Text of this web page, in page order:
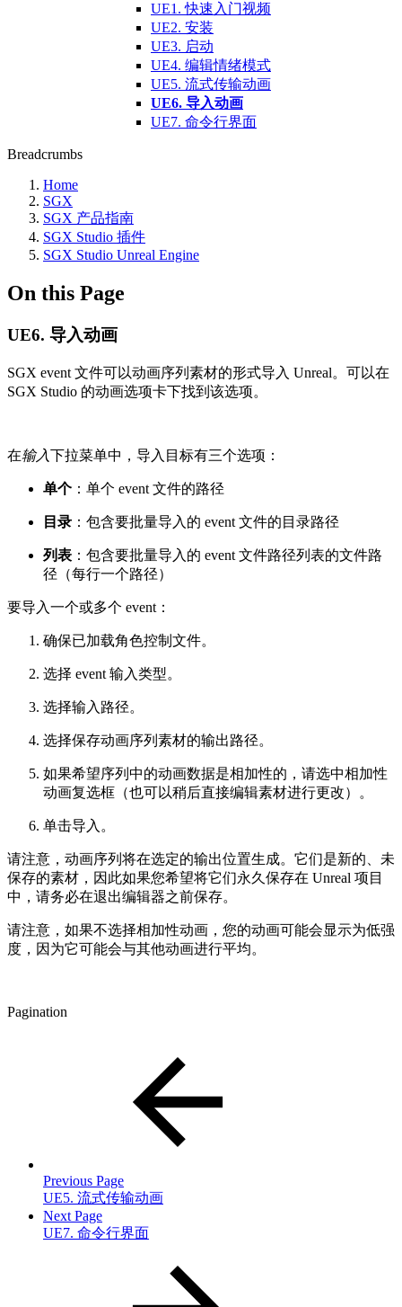
UE1. 快速入门视频
UE2. 安装
UE3. 启动
UE4. 编辑情绪模式
UE5. 流式传输动画
UE6. 导入动画
UE7. 命令行界面
Breadcrumbs
Home
SGX
SGX 产品指南
SGX Studio 插件
SGX Studio Unreal Engine
On this Page
UE6. 导入动画
SGX event 文件可以动画序列素材的形式导入 Unreal。可以在
SGX Studio 的动画选项卡下找到该选项。
在输入下拉菜单中，导入目标有三个选项：
单个 ：单个 event 文件的路径
目录 ：包含要批量导入的 event 文件的目录路径
列表 ：包含要批量导入的 event 文件路径列表的文件路
径（每行一个路径）
要导入一个或多个 event：
确保已加载角色控制文件。
选择 event 输入类型。
选择输入路径。
选择保存动画序列素材的输出路径。
如果希望序列中的动画数据是相加性的，请选中相加性
动画复选框（也可以稍后直接编辑素材进行更改）。
单击导入。
请注意，动画序列将在选定的输出位置生成。它们是新的、未
保存的素材，因此如果您希望将它们永久保存在 Unreal 项目
中，请务必在退出编辑器之前保存。
请注意，如果不选择相加性动画，您的动画可能会显示为低强
度，因为它可能会与其他动画进行平均。
Pagination
Previous Page
UE5. 流式传输动画
Next Page
UE7. 命令行界面